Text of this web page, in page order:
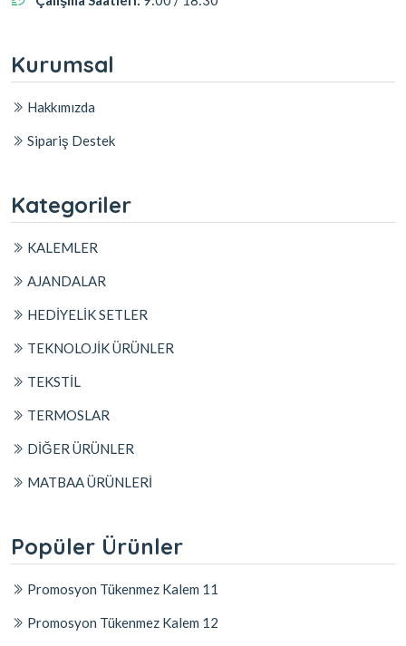
Kurumsal
Hakkımızda
Sipariş Destek
Kategoriler
KALEMLER
AJANDALAR
HEDİYELİK SETLER
TEKNOLOJİK ÜRÜNLER
TEKSTİL
TERMOSLAR
DİĞER ÜRÜNLER
MATBAA ÜRÜNLERİ
Popüler Ürünler
Promosyon Tükenmez Kalem 11
Promosyon Tükenmez Kalem 12